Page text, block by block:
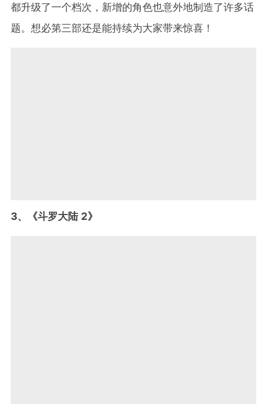
都升级了一个档次，新增的角色也意外地制造了许多话
题。想必第三部还是能持续为大家带来惊喜！
3、《斗罗大陆 2》